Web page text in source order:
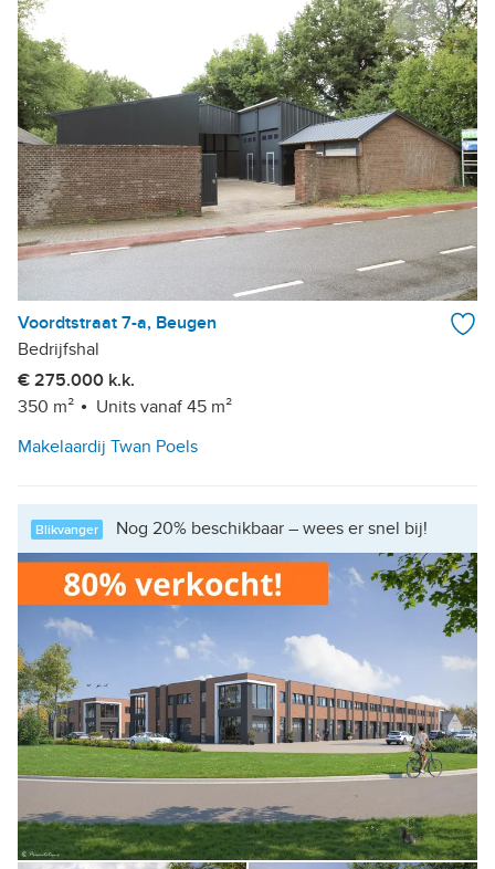
Voordtstraat 7-a, Beugen
Bedrijfshal
€ 275.000 k.k.
350 m²
Units vanaf 45 m²
Makelaardij Twan Poels
Blikvanger Nog 20% beschikbaar – wees er snel bij!